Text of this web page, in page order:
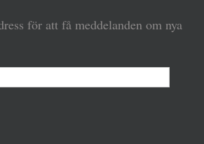
för att få meddelanden om nya